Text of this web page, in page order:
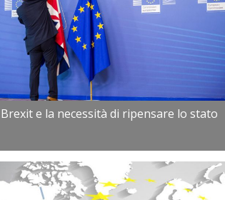
Brexit e la necessità di ripensare lo stato